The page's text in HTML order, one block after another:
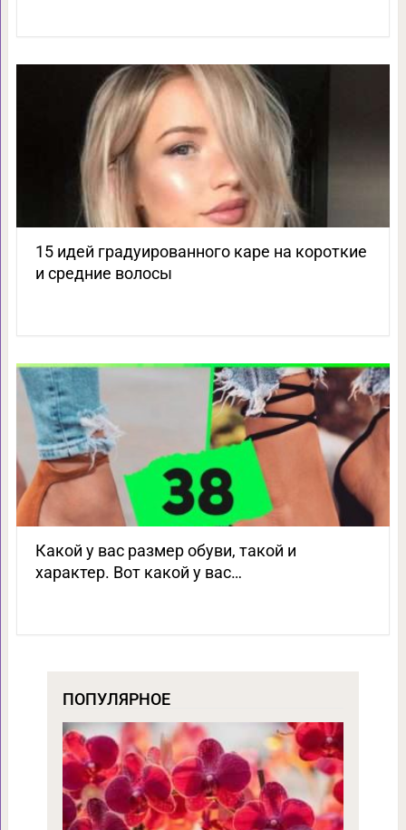
15 идей градуированного каре на короткие
и средние волосы
Какой у вас размер обуви, такой и
характер. Вот какой у вас…
ПОПУЛЯРНОЕ